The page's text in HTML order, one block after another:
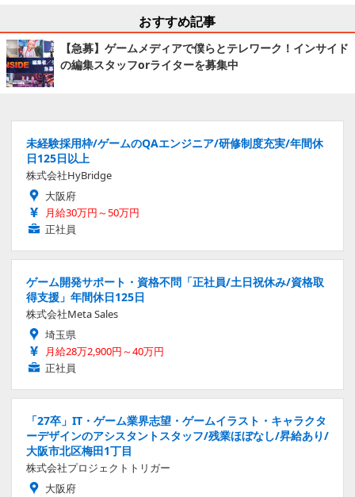
おすすめ記事
【急募】ゲームメディアで僕らとテレワーク！インサイド
の編集スタッフorライターを募集中
未経験採用枠/ゲームのQAエンジニア/研修制度充実/年間休
日125日以上
株式会社HyBridge
大阪府
月給30万円～50万円
正社員
ゲーム開発サポート・資格不問「正社員/土日祝休み/資格取
得支援」年間休日125日
株式会社Meta Sales
埼玉県
月給28万2,900円～40万円
正社員
「27卒」IT・ゲーム業界志望・ゲームイラスト・キャラクタ
ーデザインのアシスタントスタッフ/残業ほぼなし/昇給あり/
大阪市北区梅田1丁目
株式会社プロジェクトトリガー
大阪府